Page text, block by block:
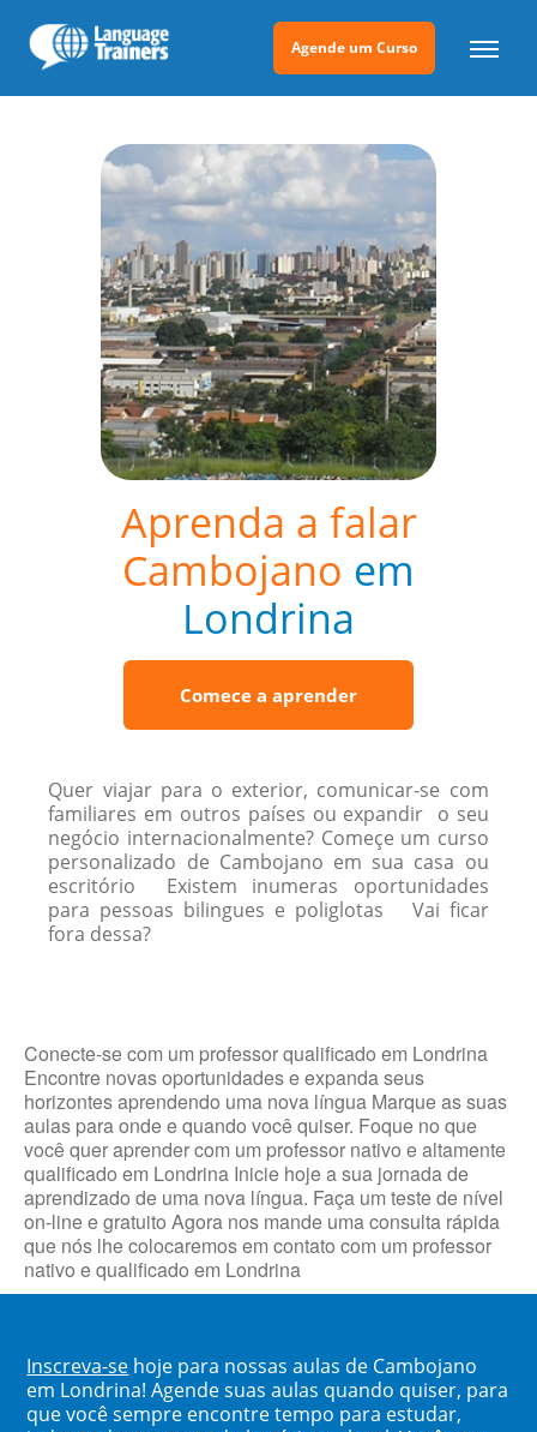
Agende um Curso
Aprenda a falar
Cambojano em
Londrina
Comece a aprender
Quer viajar para o exterior, comunicar-se com
familiares em outros países ou expandir o seu
negócio internacionalmente? Começe um curso
personalizado de Cambojano em sua casa ou
escritório Existem inumeras oportunidades
para pessoas bilingues e poliglotas Vai ficar
fora dessa?
Conecte-se com um professor qualificado em Londrina
Encontre novas oportunidades e expanda seus
horizontes aprendendo uma nova língua Marque as suas
aulas para onde e quando você quiser. Foque no que
você quer aprender com um professor nativo e altamente
qualificado em Londrina Inicie hoje a sua jornada de
aprendizado de uma nova língua. Faça um teste de nível
on-line e gratuito Agora nos mande uma consulta rápida
que nós lhe colocaremos em contato com um professor
nativo e qualificado em Londrina
Inscreva-se hoje para nossas aulas de Cambojano
em Londrina! Agende suas aulas quando quiser, para
que você sempre encontre tempo para estudar,